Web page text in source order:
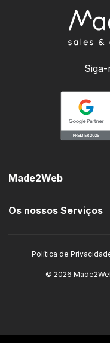
Made2Web
Os nossos Serviços
© 2026
Política de